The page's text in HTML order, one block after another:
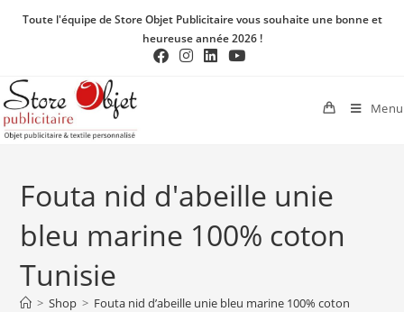
Toute l'équipe de Store Objet Publicitaire vous souhaite une bonne et
heureuse année 2026 !
Menu
Fouta nid d'abeille unie
bleu marine 100% coton
Tunisie
> Shop > Fouta nid d’abeille unie bleu marine 100% coton